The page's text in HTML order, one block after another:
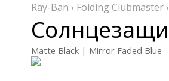
Ray-Ban › Folding Clubmaster›
Matte Black | Mirror Faded Blue